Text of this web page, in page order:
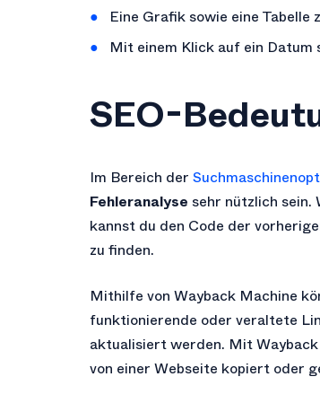
Eine Grafik sowie eine
Mit einem Klick auf ein Datum
SEO-
Im Bereich der
Fehleranalyse sehr nützlich sein.
kannst du den Code der
zu finden.
Mithilfe von Wayback Machine
funktionierende oder veraltete
aktualisiert werden. Mit
von einer Webseite kopiert oder